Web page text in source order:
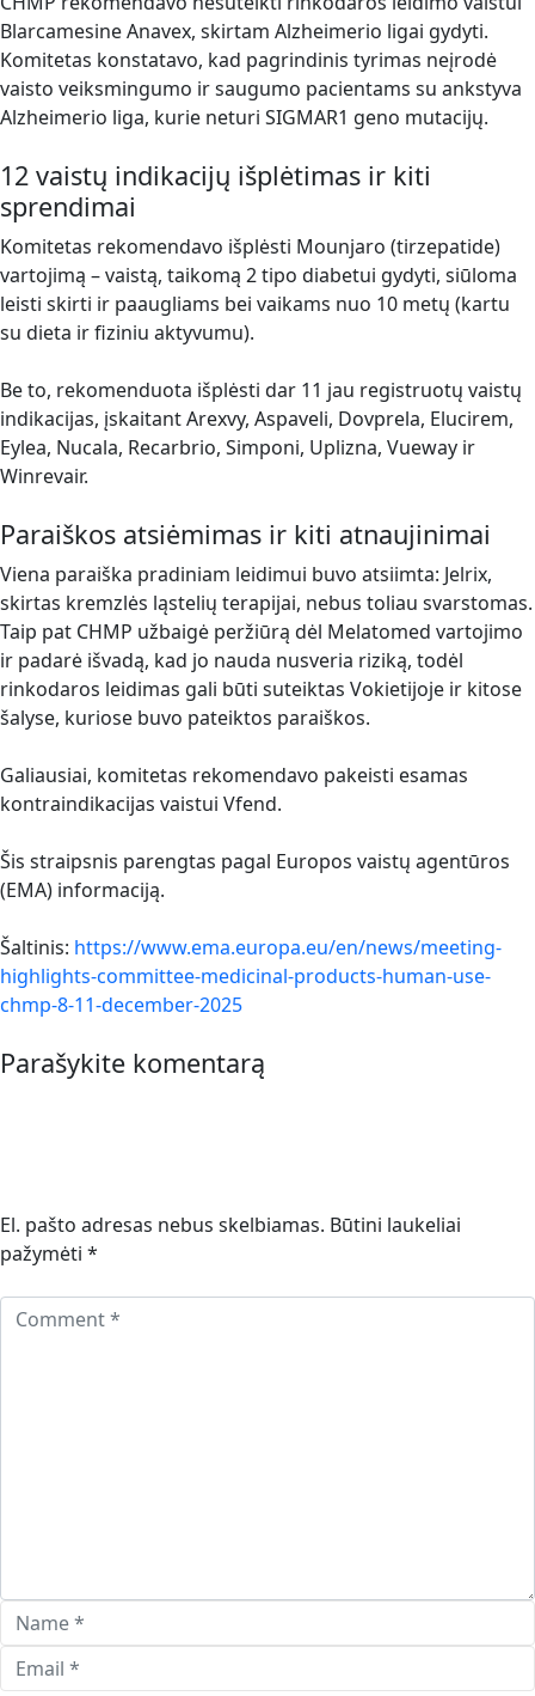
Blarcamesine Anavex, skirtam Alzheimerio ligai gydyti.
Komitetas konstatavo, kad pagrindinis tyrimas neįrodė
vaisto veiksmingumo ir saugumo pacientams su ankstyva
Alzheimerio liga, kurie neturi SIGMAR1 geno mutacijų.
12 vaistų indikacijų išplėtimas ir kiti
sprendimai
Komitetas rekomendavo išplėsti Mounjaro (tirzepatide)
vartojimą – vaistą, taikomą 2 tipo diabetui gydyti, siūloma
leisti skirti ir paaugliams bei vaikams nuo 10 metų (kartu
su dieta ir fiziniu aktyvumu).
Be to, rekomenduota išplėsti dar 11 jau registruotų vaistų
indikacijas, įskaitant Arexvy, Aspaveli, Dovprela, Elucirem,
Eylea, Nucala, Recarbrio, Simponi, Uplizna, Vueway ir
Winrevair.
Paraiškos atsiėmimas ir kiti atnaujinimai
Viena paraiška pradiniam leidimui buvo atsiimta: Jelrix,
skirtas kremzlės ląstelių terapijai, nebus toliau svarstomas.
Taip pat CHMP užbaigė peržiūrą dėl Melatomed vartojimo
ir padarė išvadą, kad jo nauda nusveria riziką, todėl
rinkodaros leidimas gali būti suteiktas Vokietijoje ir kitose
šalyse, kuriose buvo pateiktos paraiškos.
Galiausiai, komitetas rekomendavo pakeisti esamas
kontraindikacijas vaistui Vfend.
Šis straipsnis parengtas pagal Europos vaistų agentūros
(EMA) informaciją.
Šaltinis: https://www.ema.europa.eu/en/news/meeting-
highlights-committee-medicinal-products-human-use-
chmp-8-11-december-2025
Parašykite komentarą
El. pašto adresas nebus skelbiamas. Būtini laukeliai
pažymėti *